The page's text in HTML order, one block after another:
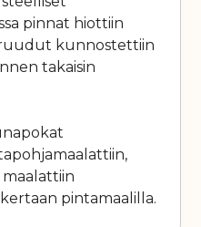
pinnat hiottiin
kunnostettiin
takaisin
pintamaalilla.